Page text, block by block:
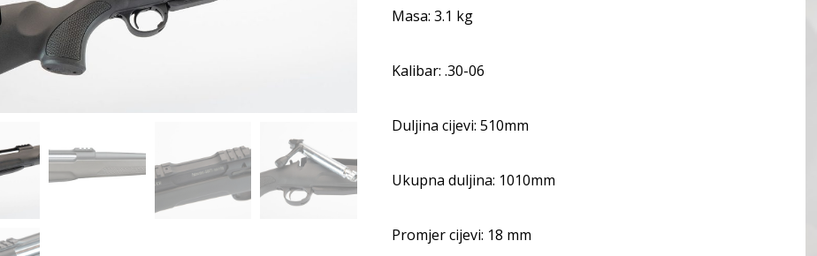
Masa: 3.1 kg
Kalibar: .30-06
Duljina cijevi: 510mm
Ukupna duljina: 1010mm
Promjer cijevi: 18 mm